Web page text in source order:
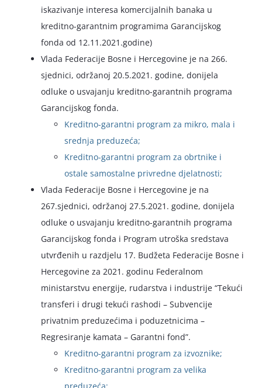
iskazivanje interesa komercijalnih banaka u
kreditno-garantnim programima Garancijskog
fonda od 12.11.2021.godine)
Vlada Federacije Bosne i Hercegovine je na 266.
sjednici, održanoj 20.5.2021. godine, donijela
odluke o usvajanju kreditno-garantnih programa
Garancijskog fonda.
Kreditno-garantni program za mikro, mala i
srednja preduzeća;
Kreditno-garantni program za obrtnike i
ostale samostalne privredne djelatnosti;
Vlada Federacije Bosne i Hercegovine je na
267.sjednici, održanoj 27.5.2021. godine, donijela
odluke o usvajanju kreditno-garantnih programa
Garancijskog fonda i Program utroška sredstava
utvrđenih u razdjelu 17. Budžeta Federacije Bosne i
Hercegovine za 2021. godinu Federalnom
ministarstvu energije, rudarstva i industrije “Tekući
transferi i drugi tekući rashodi – Subvencije
privatnim preduzećima i poduzetnicima –
Regresiranje kamata – Garantni fond”.
Kreditno-garantni program za izvoznike;
Kreditno-garantni program za velika